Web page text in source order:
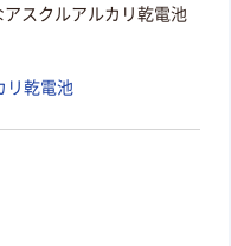
スクルアルカリ乾電池
リ乾電池